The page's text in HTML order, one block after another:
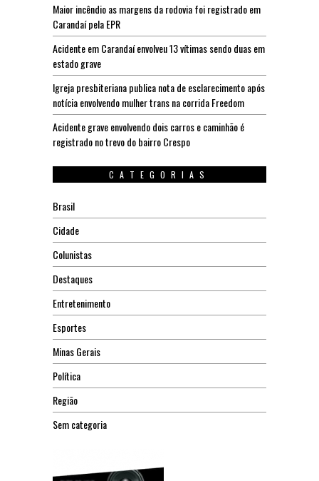
Maior incêndio as margens da rodovia foi registrado em
Carandaí pela EPR
Acidente em Carandaí envolveu 13 vítimas sendo duas em
estado grave
Igreja presbiteriana publica nota de esclarecimento após
notícia envolvendo mulher trans na corrida Freedom
Acidente grave envolvendo dois carros e caminhão é
registrado no trevo do bairro Crespo
CATEGORIAS
Brasil
Cidade
Colunistas
Destaques
Entretenimento
Esportes
Minas Gerais
Política
Região
Sem categoria